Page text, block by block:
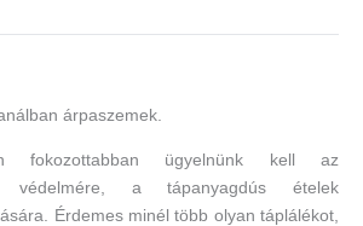
fokozottabban ügyelnünk kell az
védelmére, a tápanyagdús ételek
Érdemes minél több olyan táplálékot,